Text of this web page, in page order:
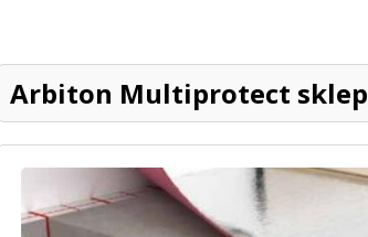
Arbiton Multiprotect sklep